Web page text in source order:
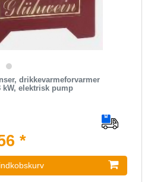
drikkevarmeforvarmer
elektrisk pump
*